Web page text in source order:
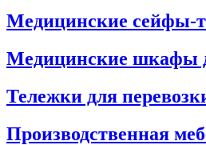
Медицинские сейфы-
Медицинские шкафы
Тележки для
Производственная